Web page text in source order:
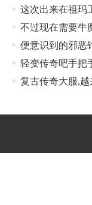
这次出来在祖玛
不过现在需要牛
便意识到的邪恶
轻变传奇吧手把
复古传奇大服,